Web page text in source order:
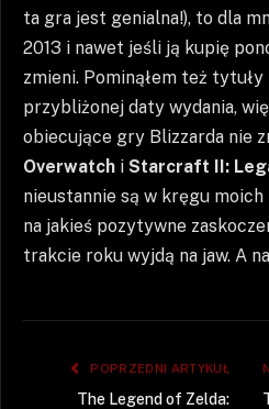
ta gra jest genialna!), to dla
2013 i nawet jeśli ją kupię
zmieni. Pominąłem też
przybliżonej daty wydania,
obiecujące gry Blizzarda nie
Overwatch i Starcraft II:
nieustannie są w kręgu
na jakieś pozytywne
trakcie roku wyjdą na jaw. A
POPRZEDNI ARTYKUŁ
The Legend of Zelda: